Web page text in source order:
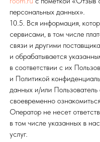
персональных данных».
10.5. Вся информация,
сервисами, в том числе
связи и другими
и обрабатывается
в соответствии с их
и Политикой
данных и/или Пользователь
своевременно
Оператор не несет
в том числе указанных в
услуг.